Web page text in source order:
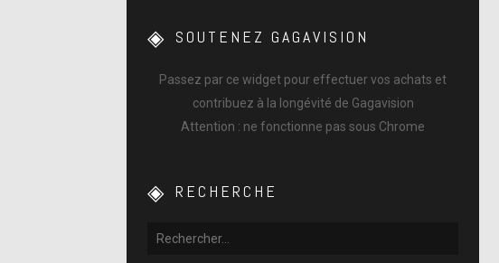
SOUTENEZ GAGAVISION
Passez par ce widget pour effectuer vos achats et
contribuez à la longévité de Gagavision
Attention : ne fonctionne pas sous Chrome
RECHERCHE